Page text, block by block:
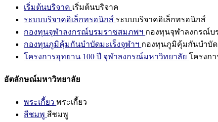
เริ่มต้นบริจาค เริ่มต้นบริจาค
ระบบบริจาคอิเล็กทรอนิกส์ ระบบบริจาคอิเล็กทรอนิกส์
กองทุนจุฬาลงกรณ์บรมราชสมภพฯ กองทุนจุฬาลงกรณ์บ
กองทุนภูมิคุ้มกันบำบัดมะเร็งจุฬาฯ กองทุนภูมิคุ้มกันบำบัด
โครงการอุทยาน 100 ปี จุฬาลงกรณ์มหาวิทยาลัย โครงก
อัตลักษณ์มหาวิทยาลัย
พระเกี้ยว พระเกี้ยว
สีชมพู สีชมพู